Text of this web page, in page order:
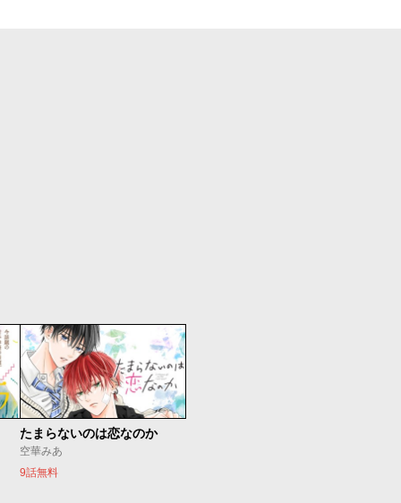
たまらないのは恋なのか
空華みあ
9話無料